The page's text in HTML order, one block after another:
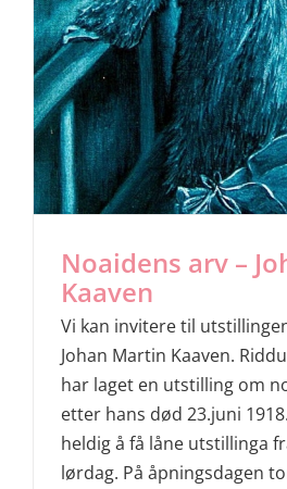
Noaidens arv –
Kaaven
Vi kan invitere til
Johan Martin Kaaven.
har laget en utstilling om
etter hans død 23.juni
heldig å få låne utstillinga
lørdag. På åpningsdagen